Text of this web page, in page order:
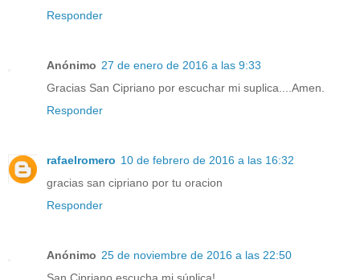
Responder
Anónimo 27 de enero de 2016 a las 9:33
Gracias San Cipriano por escuchar mi suplica....Amen.
Responder
rafaelromero 10 de febrero de 2016 a las 16:32
gracias san cipriano por tu oracion
Responder
Anónimo 25 de noviembre de 2016 a las 22:50